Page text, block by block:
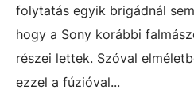
folytatás egyik brigádnál
hogy a Sony korábbi
részei lettek. Szóval
ezzel a fúzióval...